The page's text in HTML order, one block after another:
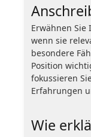
Erwähnen Sie
wenn sie
besondere
Position
fokussieren
Erfahrungen
Wie